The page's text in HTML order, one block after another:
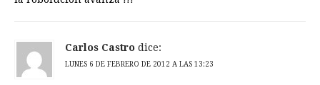
Carlos Castro dice:
LUNES 6 DE FEBRERO DE 2012 A LAS 13:23